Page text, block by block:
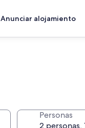
Anunciar alojamiento
Personas